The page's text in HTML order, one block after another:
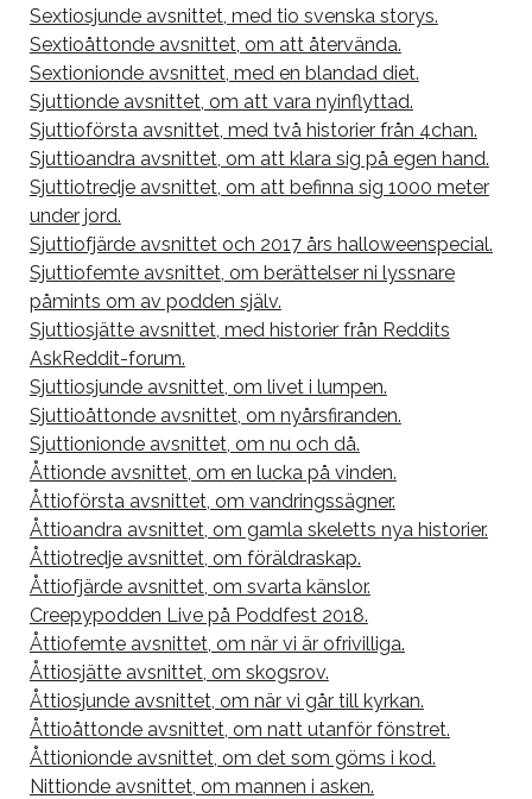
Sextiosjunde avsnittet, med tio svenska storys.
Sextioåttonde avsnittet, om att återvända.
Sextionionde avsnittet, med en blandad diet.
Sjuttionde avsnittet, om att vara nyinflyttad.
Sjuttioförsta avsnittet, med två historier från 4chan.
Sjuttioandra avsnittet, om att klara sig på egen hand.
Sjuttiotredje avsnittet, om att befinna sig 1000 meter
under jord.
Sjuttiofjärde avsnittet och 2017 års halloweenspecial.
Sjuttiofemte avsnittet, om berättelser ni lyssnare
påmints om av podden själv.
Sjuttiosjätte avsnittet, med historier från Reddits
AskReddit-forum.
Sjuttiosjunde avsnittet, om livet i lumpen.
Sjuttioåttonde avsnittet, om nyårsfiranden.
Sjuttionionde avsnittet, om nu och då.
Åttionde avsnittet, om en lucka på vinden.
Åttioförsta avsnittet, om vandringssägner.
Åttioandra avsnittet, om gamla skeletts nya historier.
Åttiotredje avsnittet, om föräldraskap.
Åttiofjärde avsnittet, om svarta känslor.
Creepypodden Live på Poddfest 2018.
Åttiofemte avsnittet, om när vi är ofrivilliga.
Åttiosjätte avsnittet, om skogsrov.
Åttiosjunde avsnittet, om när vi går till kyrkan.
Åttioåttonde avsnittet, om natt utanför fönstret.
Åttionionde avsnittet, om det som göms i kod.
Nittionde avsnittet, om mannen i asken.